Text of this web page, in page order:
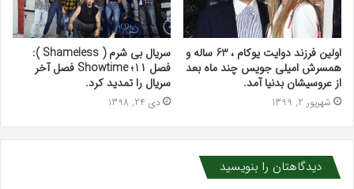
اولین فرزند دوایت یوکام ، 63 ساله و
همسرش امیلی جویس چند ماه بعد
از عروسیشان بدنیا آمد.
شهریور 2, 1399
سریال بی شرم ( Shameless ):
فصل 11؛ Showtime فصل آخر
سریال را تمدید کرد.
دی 24, 1398
دیدگاهتان را بنویسید